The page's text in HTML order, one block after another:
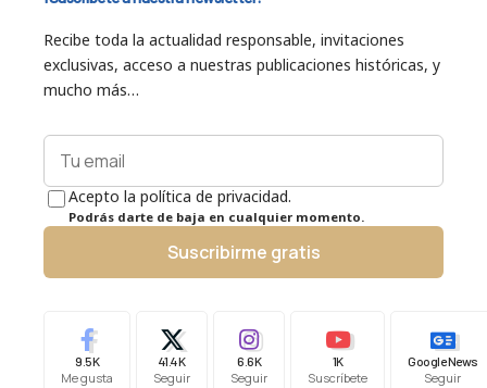
Recibe toda la actualidad responsable, invitaciones
exclusivas, acceso a nuestras publicaciones históricas, y
mucho más…
Acepto la política de privacidad.
Podrás darte de baja en cualquier momento.
Suscribirme gratis
9.5K
Me gusta
41.4K
Seguir
6.6K
Seguir
1K
Suscríbete
Google News
Seguir